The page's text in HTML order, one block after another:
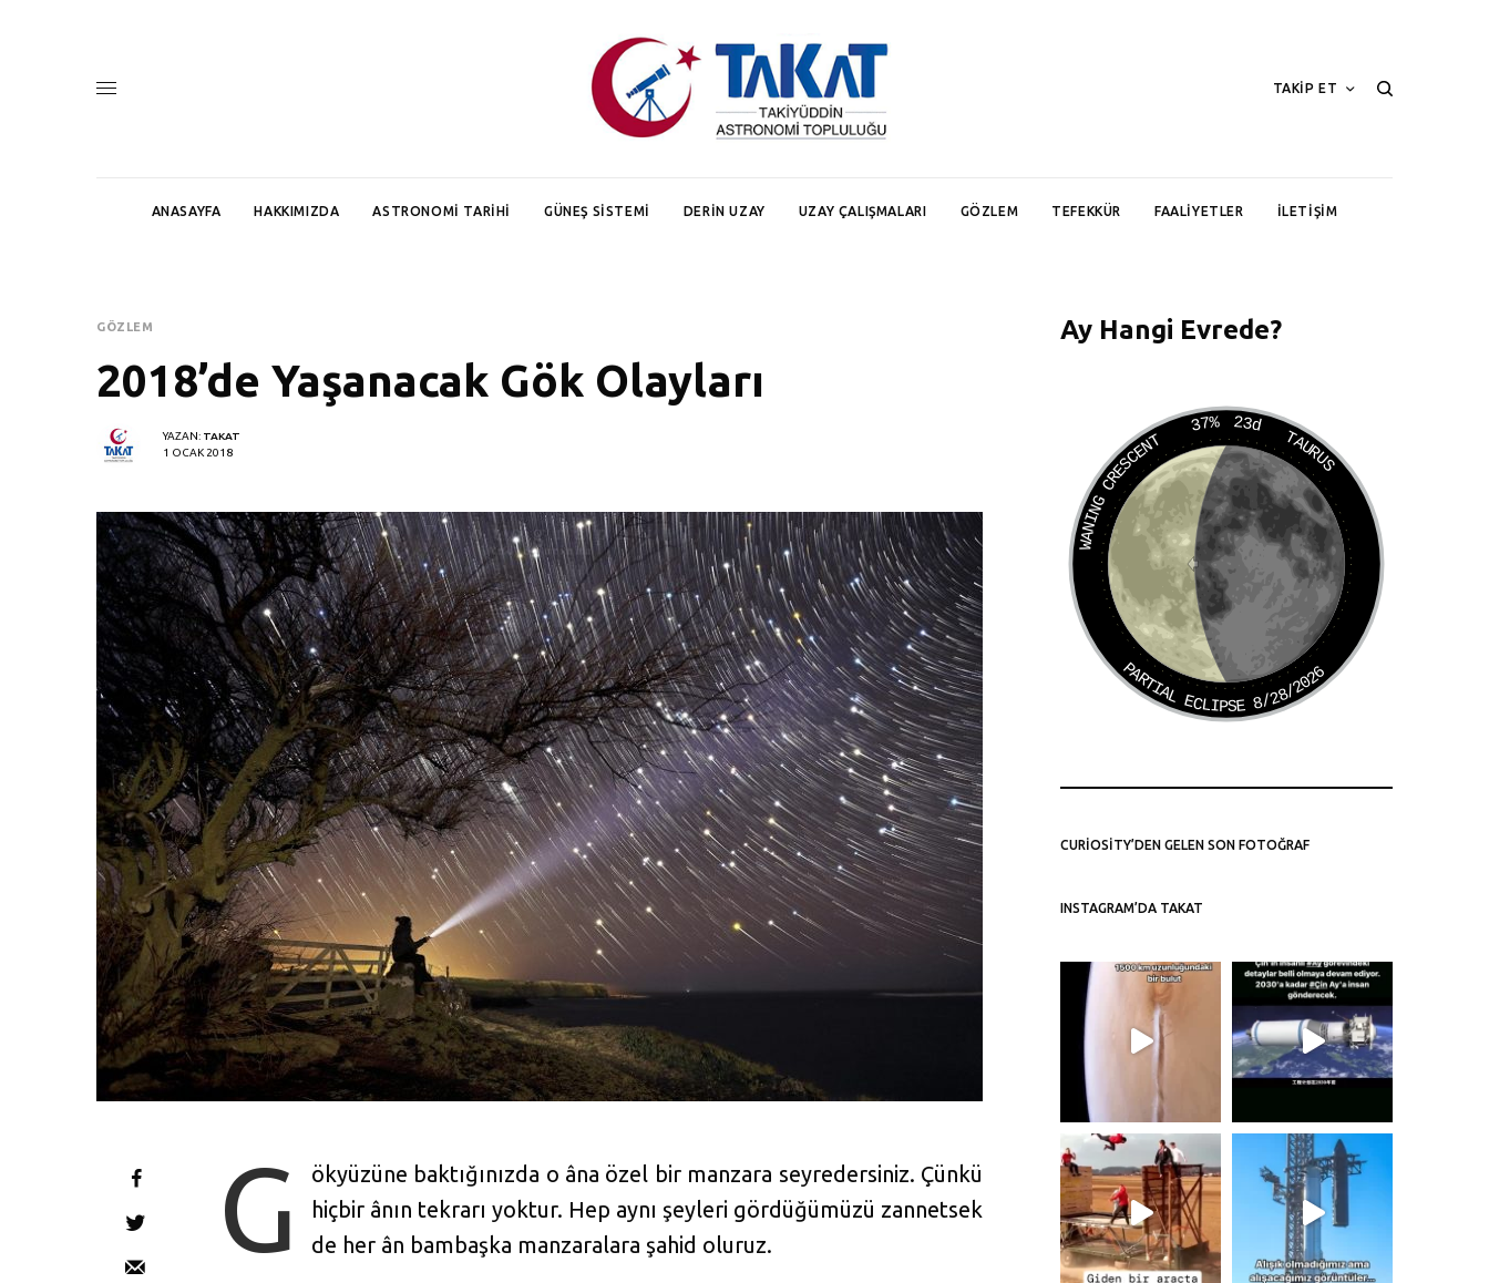
TAKİP ET
ANASAYFA HAKKIMIZDA ASTRONOMI TARIHI GÜNEŞ SISTEMI DERIN UZAY UZAY ÇALIŞMALARI GÖZLEM TEFEKKÜR FAALIYETLER İLETIŞIM
GÖZLEM
2018’de Yaşanacak Gök Olayları
YAZAN: TAKAT
1 OCAK 2018
G
ökyüzüne baktığınızda o âna özel bir manzara seyredersiniz. Çünkü
hiçbir ânın tekrarı yoktur. Hep aynı şeyleri gördüğümüzü zannetsek
de her ân bambaşka manzaralara şahid oluruz.
Ay Hangi Evrede?
37% 23d
TAURUS
WANING CRESCENT
PARTIAL ECLIPSE 8/28/2026
CURIOSITY’DEN GELEN SON FOTOĞRAF
INSTAGRAM’DA TAKAT